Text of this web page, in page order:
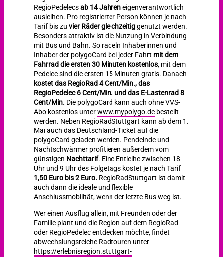
RegioPedelecsab 14 Jahreneigenverantwortlich
ausleihen. Pro registrierter Person können je nach
Tarif bis zu vier Räder gleichzeitiggenutzt werden.
Besonders attraktiv ist die Nutzung in Verbindung
mit Bus und Bahn. So radeln Inhaberinnen und
Inhaber der polygoCard bei jeder Fahrt mit dem
Fahrrad die ersten 30 Minuten kostenlos, mit dem
Pedelec sind die ersten 15 Minuten gratis. Danach
kostet das RegioRad 4 Cent/Min., das
RegioPedelec 6 Cent/Min. und das E-Lastenrad 8
Cent/Min. Die polygoCard kann auch ohne VVS-
Abo kostenlos unterwww.mypolygo.de bestellt
werden. Neben RegioRadStuttgart kann ab dem 1.
Mai auch das Deutschland-Ticket auf die
polygoCard geladen werden. Pendelnde und
Nachtschwärmer profitieren außerdem vom
günstigen Nachttarif. Eine Entleihe zwischen 18
Uhr und 9 Uhr des Folgetags kostet je nach Tarif
1,50 Euro bis 2 Euro. RegioRadStuttgart ist damit
auch dann die ideale und flexible
Anschlussmobilität, wenn der letzte Bus weg ist.
Wer einen Ausflug allein, mit Freunden oder der
Familie plant und die Region auf dem RegioRad
oder RegioPedelec entdecken möchte, findet
abwechslungsreiche Radtouren unter
https://erlebnisregion.stuttgart-